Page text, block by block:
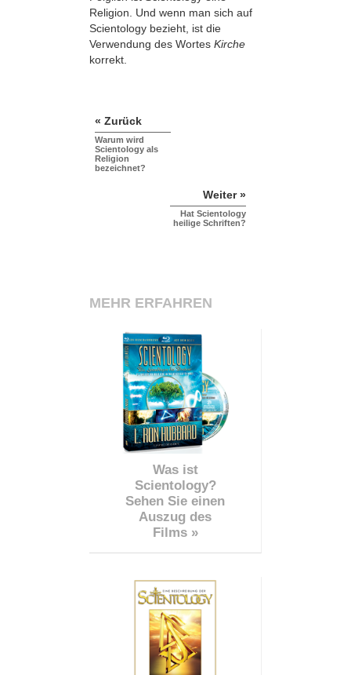
Religion. Und wenn man sich auf
Scientology bezieht, ist die
Verwendung des Wortes Kirche
korrekt.
« Zurück
Warum wird
Scientology als
Religion
bezeichnet?
Weiter »
Hat Scientology
heilige Schriften?
MEHR ERFAHREN
Was ist
Scientology?
Sehen Sie einen
Auszug des
Films »